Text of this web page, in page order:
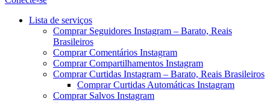
Menu
Lista de serviços
Comprar Seguidores Instagram – Barato, Reais
Brasileiros
Comprar Comentários Instagram
Comprar Compartilhamentos Instagram
Comprar Curtidas Instagram – Barato, Reais Brasileiros
Comprar Curtidas Automáticas Instagram
Comprar Salvos Instagram